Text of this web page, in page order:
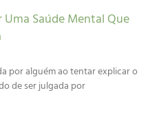
Saúde Mental Que
por alguém ao tentar explicar o
de ser julgada por